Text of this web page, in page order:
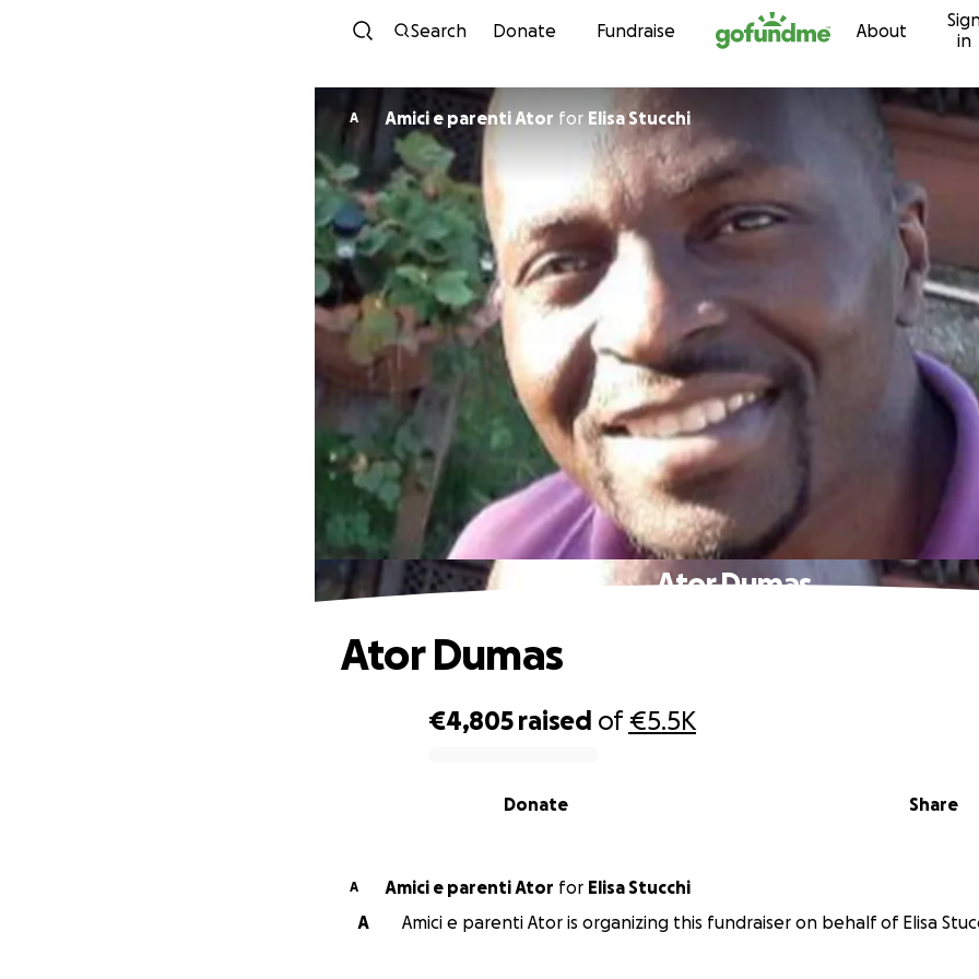
Skip to content
Search Donate Fundraise About
in
A Amici e parenti Ator for Elisa Stucchi
Ator Dumas
€4,805 raised of€5.5K
Share
Donate
Ator Dumas
A Amici e parenti Ator for Elisa Stucchi
A
Amici e parenti Ator is organizing this fundraiser on behalf of Elisa